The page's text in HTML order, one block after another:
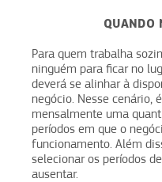
QUANDO
Para quem trabalha
ninguém para ficar no
deverá se alinhar à
negócio. Nesse cenário,
mensalmente uma
períodos em que o
funcionamento. Além
selecionar os períodos
ausentar.